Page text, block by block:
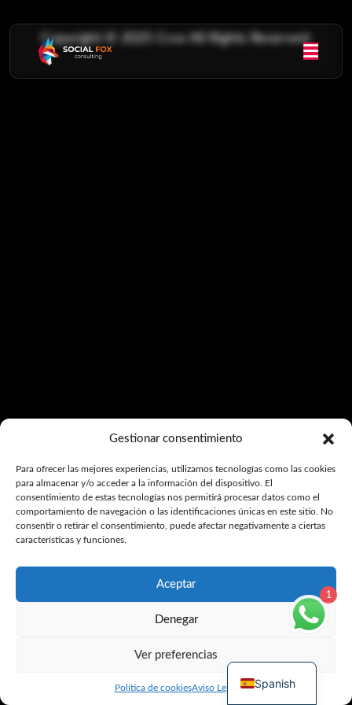
Gestionar consentimiento
Para ofrecer las mejores experiencias, utilizamos tecnologías como las cookies
para almacenar y/o acceder a la información del dispositivo. El
consentimiento de estas tecnologías nos permitirá procesar datos como el
comportamiento de navegación o las identificaciones únicas en este sitio. No
consentir o retirar el consentimiento, puede afectar negativamente a ciertas
características y funciones.
Aceptar
Denegar
Ver preferencias
Política de cookiesAviso Legal
Copyright © 2025 Cruv All Rights Reserved.
1
Spanish